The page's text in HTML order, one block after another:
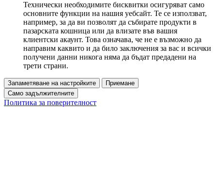
Технически необходимите бисквитки осигуряват само
основните функции на нашия уебсайт. Те се използват,
например, за да ви позволят да събирате продукти в
пазарската кошница или да влизате във вашия
клиентски акаунт. Това означава, че не е възможно да
направим каквито и да било заключения за вас и всички
получени данни никога няма да бъдат предадени на
трети страни.
Запаметяване на настройките
Приемане
Само задължителните
Политика за поверителност